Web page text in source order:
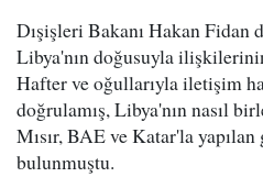
Dışişleri Bakanı Hakan Fidan
Libya'nın doğusuyla
Hafter ve oğullarıyla iletişim
doğrulamış, Libya'nın nasıl
Mısır, BAE ve Katar'la
bulunmuştu.